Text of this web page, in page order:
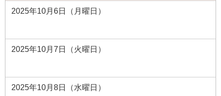
2025年10月6日（月曜日）
2025年10月7日（火曜日）
2025年10月8日（水曜日）